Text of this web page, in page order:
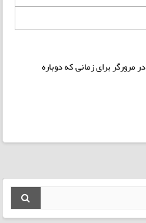
مرورگر برای زمانی که دوباره